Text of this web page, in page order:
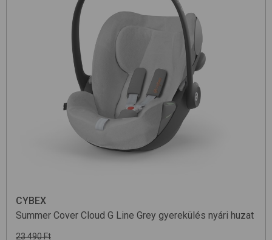
CYBEX
Summer Cover Cloud G Line Grey gyerekülés nyári huzat
23 490 Ft